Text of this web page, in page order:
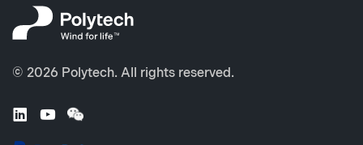
© 2026 Polytech. All rights reserved.